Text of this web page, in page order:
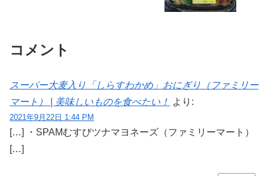
コメント
スーパー大麦入り「しらすわかめ」おにぎり（ファミリー
マート） | 美味しいものを食べたい！ より:
2021年9月22日 1:44 PM
[…] ・SPAMむすびツナマヨネーズ（ファミリーマート）
[…]